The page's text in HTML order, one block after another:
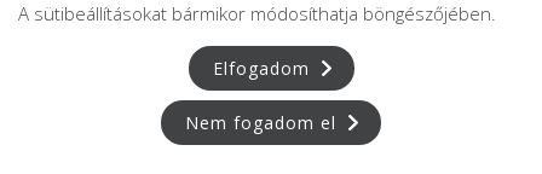
Az oldalon feltüntetett árak az ÁFÁ-t tartalmazzák!
Shutterstock.comés aCanva.com
kerültek felhasználásra.
Copyright © 2026 •
• Minden jog fenntartva.
Developed by Appon&György Nándor
A sütibeállításokat bármikor módosíthatja böngészőjében.
Elfogadom
Nem fogadom el